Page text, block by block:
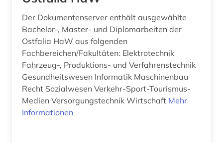
Der Dokumentenserver enthält ausgewählte
Bachelor-, Master- und Diplomarbeiten der
Ostfalia HaW aus folgenden
Fachbereichen/Fakultäten: Elektrotechnik
Fahrzeug-, Produktions- und Verfahrenstechnik
Gesundheitswesen Informatik Maschinenbau
Recht Sozialwesen Verkehr-Sport-Tourismus-
Medien Versorgungstechnik Wirtschaft Mehr
Informationen